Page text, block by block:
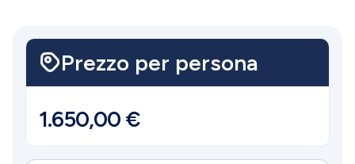
Prezzo per persona
1.650,00 €